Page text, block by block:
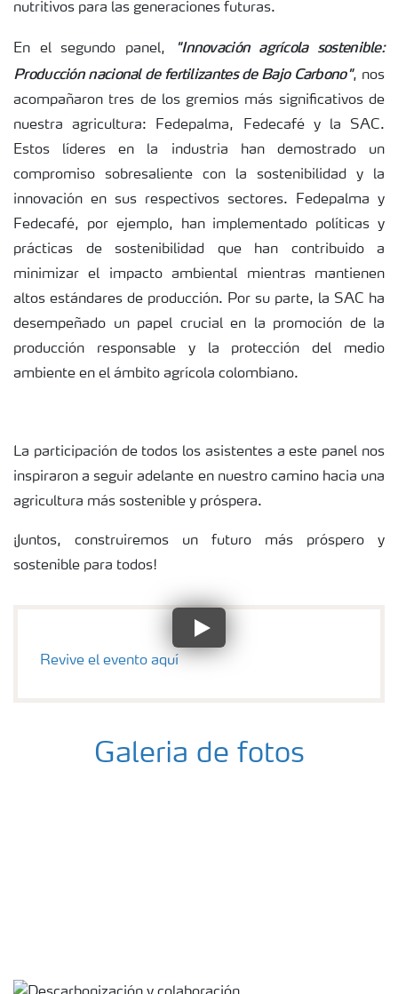
nutritivos para las generaciones futuras.
En el segundo panel,
"Innovación agrícola sostenible:
Producción nacional de fertilizantes de Bajo Carbono", nos
acompañaron tres de los gremios más significativos de
nuestra agricultura: Fedepalma, Fedecafé y la SAC.
Estos líderes en la industria han demostrado un
compromiso sobresaliente con la sostenibilidad y la
innovación en sus respectivos sectores. Fedepalma y
Fedecafé, por ejemplo, han implementado políticas y
prácticas de sostenibilidad que han contribuido a
minimizar el impacto ambiental mientras mantienen
altos estándares de producción. Por su parte, la SAC ha
desempeñado un papel crucial en la promoción de la
producción responsable y la protección del medio
ambiente en el ámbito agrícola colombiano.
La participación de todos los asistentes a este panel nos
inspiraron a seguir adelante en nuestro camino hacia una
agricultura más sostenible y próspera.
¡Juntos, construiremos un futuro más próspero y
sostenible para todos!
Revive el evento aquí
Galeria de fotos